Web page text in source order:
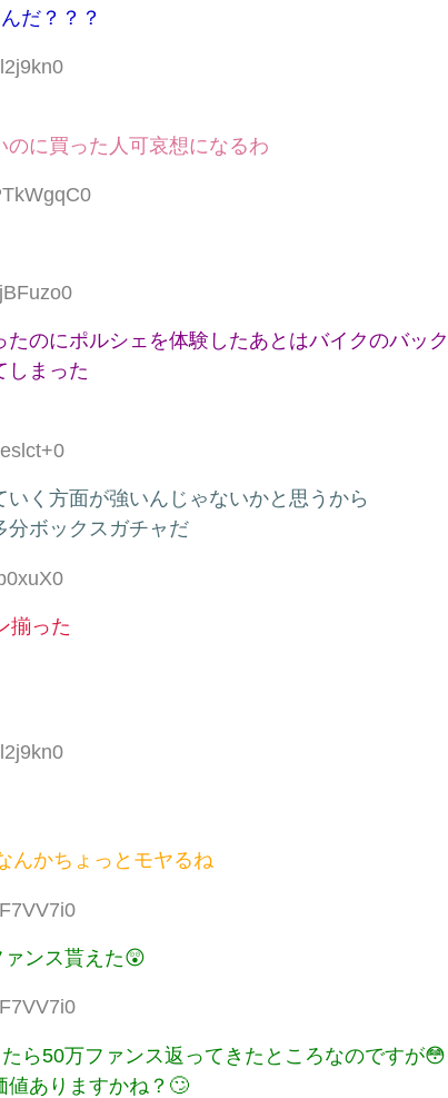
だ？？？
に買った人可哀想になるわ
のにポルシェを体験したあとはバイクのバック
しまった
く方面が強いんじゃないかと思うから
分ボックスガチャだ
揃った
んかちょっとモヤるね
ンス貰えた😲
ら50万ファンス返ってきたところなのですが😳
値ありますかね？🙄